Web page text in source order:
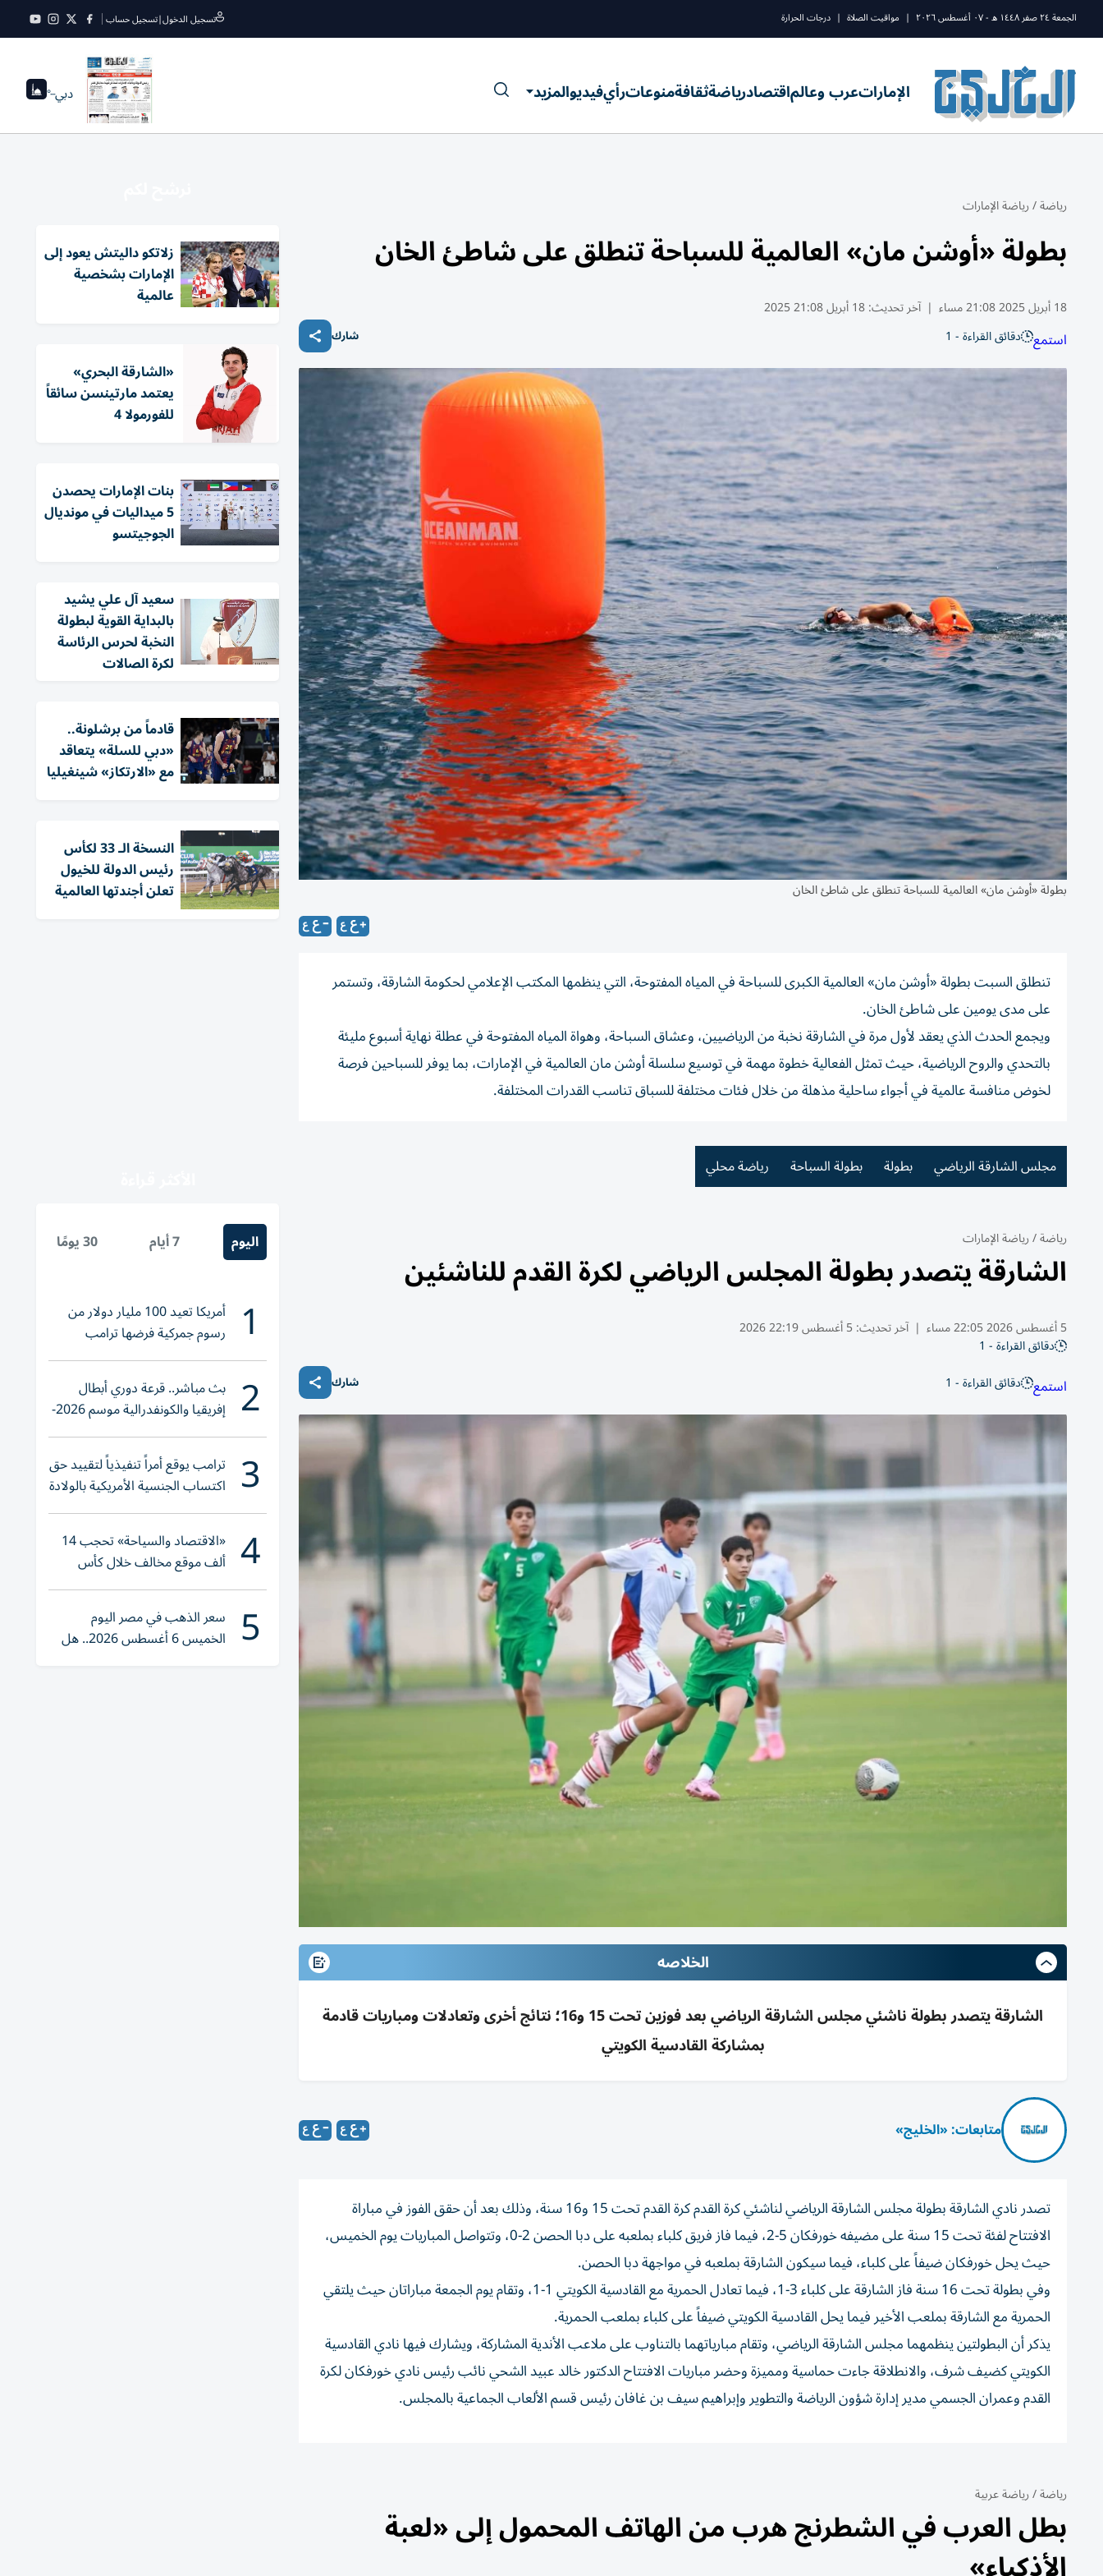
الجمعة ٢٤ صفر ١٤٤٨ ه - ٠٧ أغسطس ٢٠٢٦ | مواقيت الصلاة | درجات الحرارة تسجيل الدخول|تسجيل حساب
الإماراتعرب وعالماقتصادرياضةثقافةمنوعاترأيفيديوالمزيد دبي--°
رياضة/رياضة الإمارات
بطولة «أوشن مان» العالمية للسباحة تنطلق على شاطئ الخان
18 أبريل 2025 21:08 مساء | آخر تحديث:18 أبريل 21:08 2025
استمع دقائق القراءة - 1 شارك
بطولة «أوشن مان» العالمية للسباحة تنطلق على شاطئ الخان
تنطلق السبت بطولة «أوشن مان» العالمية الكبرى للسباحة في المياه المفتوحة، التي ينظمها المكتب الإعلامي لحكومة الشارقة، وتستمر
على مدى يومين على شاطئ الخان.
ويجمع الحدث الذي يعقد لأول مرة في الشارقة نخبة من الرياضيين، وعشاق السباحة، وهواة المياه المفتوحة في عطلة نهاية أسبوع مليئة
بالتحدي والروح الرياضية، حيث تمثل الفعالية خطوة مهمة في توسيع سلسلة أوشن مان العالمية في الإمارات، بما يوفر للسباحين فرصة
لخوض منافسة عالمية في أجواء ساحلية مذهلة من خلال فئات مختلفة للسباق تناسب القدرات المختلفة.
مجلس الشارقة الرياضي بطولة بطولة السباحة رياضة محلي
رياضة/رياضة الإمارات
الشارقة يتصدر بطولة المجلس الرياضي لكرة القدم للناشئين
5 أغسطس 2026 22:05 مساء | آخر تحديث:5 أغسطس 22:19 2026
دقائق القراءة - 1
استمع دقائق القراءة - 1 شارك
الخلاصه
الشارقة يتصدر بطولة ناشئي مجلس الشارقة الرياضي بعد فوزين تحت 15 و16؛ نتائج أخرى وتعادلات ومباريات قادمة
بمشاركة القادسية الكويتي
متابعات: «الخليج»
تصدر نادي الشارقة بطولة مجلس الشارقة الرياضي لناشئي كرة القدم كرة القدم تحت 15 و16 سنة، وذلك بعد أن حقق الفوز في مباراة
الافتتاح لفئة تحت 15 سنة على مضيفه خورفكان 5-2، فيما فاز فريق كلباء بملعبه على دبا الحصن 2-0، وتتواصل المباريات يوم الخميس،
حيث يحل خورفكان ضيفاً على كلباء، فيما سيكون الشارقة بملعبه في مواجهة دبا الحصن.
وفي بطولة تحت 16 سنة فاز الشارقة على كلباء 3-1، فيما تعادل الحمرية مع القادسية الكويتي 1-1، وتقام يوم الجمعة مباراتان حيث يلتقي
الحمرية مع الشارقة بملعب الأخير فيما يحل القادسية الكويتي ضيفاً على كلباء بملعب الحمرية.
يذكر أن البطولتين ينظمهما مجلس الشارقة الرياضي، وتقام مبارياتهما بالتناوب على ملاعب الأندية المشاركة، ويشارك فيها نادي القادسية
الكويتي كضيف شرف، والانطلاقة جاءت حماسية ومميزة وحضر مباريات الافتتاح الدكتور خالد عبيد الشحي نائب رئيس نادي خورفكان لكرة
القدم وعمران الجسمي مدير إدارة شؤون الرياضة والتطوير وإبراهيم سيف بن غافان رئيس قسم الألعاب الجماعية بالمجلس.
رياضة/رياضة عربية
بطل العرب في الشطرنج هرب من الهاتف المحمول إلى «لعبة
زلاتكو داليتش يعود إلى
الإمارات بشخصية
عالمية
«الشارقة البحري»
يعتمد مارتينسن سائقاً
للفورمولا 4
بنات الإمارات يحصدن
5 ميداليات في مونديال
الجوجيتسو
سعيد آل علي يشيد
بالبداية القوية لبطولة
النخبة لحرس الرئاسة
لكرة الصالات
قادماً من برشلونة..
«دبي للسلة» يتعاقد
مع «الارتكاز» شينغيليا
النسخة الـ 33 لكأس
رئيس الدولة للخيول
تعلن أجندتها العالمية
اليوم 7 أيام 30 يومًا
1 أمريكا تعيد 100 مليار دولار من
رسوم جمركية فرضها ترامب
2 بث مباشر.. قرعة دوري أبطال
إفريقيا والكونفدرالية موسم 2026-
2027
3 ترامب يوقع أمراً تنفيذياً لتقييد حق
اكتساب الجنسية الأمريكية بالولادة
4 «الاقتصاد والسياحة» تحجب 14
ألف موقع مخالف خلال كأس
العالم 2026
5 سعر الذهب في مصر اليوم
الخميس 6 أغسطس 2026.. هل